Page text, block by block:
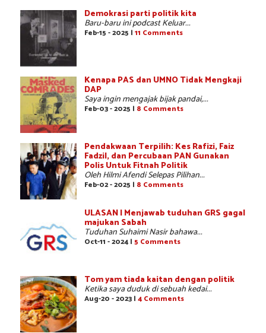
Demokrasi parti politik kita
Baru-baru ini podcast Keluar...
Feb-15 - 2025 | 11 Comments
Kenapa PAS dan UMNO Tidak Mengkaji
DAP
Saya ingin mengajak bijak pandai,...
Feb-03 - 2025 | 8 Comments
Pendakwaan Terpilih: Kes Rafizi, Faiz
Fadzil, dan Percubaan PAN Gunakan
Polis Untuk Fitnah Politik
Oleh Hilmi Afendi Selepas Pilihan...
Feb-02 - 2025 | 8 Comments
ULASAN | Menjawab tuduhan GRS gagal
majukan Sabah
Tuduhan Suhaimi Nasir bahawa...
Oct-11 - 2024 | 5 Comments
Tom yam tiada kaitan dengan politik
Ketika saya duduk di sebuah kedai...
Aug-20 - 2023 | 4 Comments